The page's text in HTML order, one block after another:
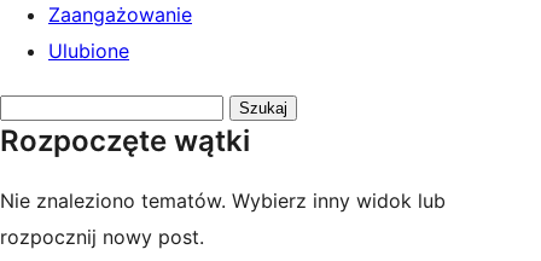
Zaangażowanie
Ulubione
tematy:
Rozpoczęte wątki
Nie znaleziono tematów. Wybierz inny widok lub
rozpocznij nowy post.